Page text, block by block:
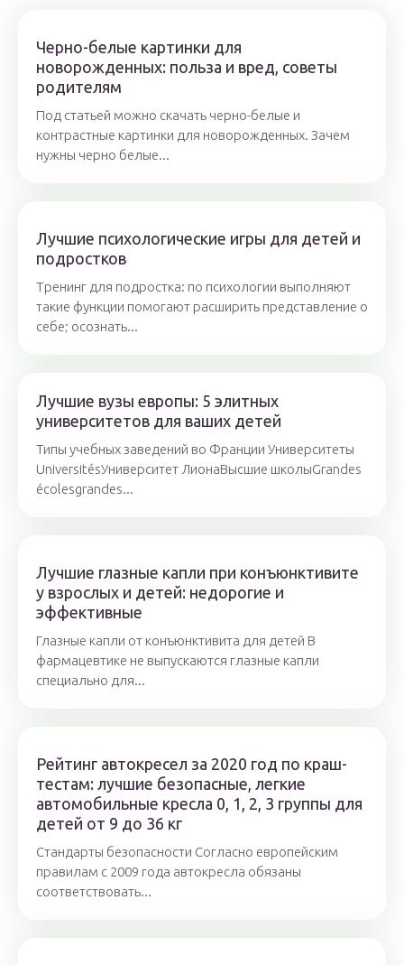
Черно-белые картинки для
новорожденных: польза и вред, советы
родителям
Под статьей можно скачать черно-белые и
контрастные картинки для новорожденных. Зачем
нужны черно белые...
Лучшие психологические игры для детей и
подростков
Тренинг для подростка: по психологии выполняют
такие функции помогают расширить представление о
себе; осознать...
Лучшие вузы европы: 5 элитных
университетов для ваших детей
Типы учебных заведений во Франции Университеты
UniversitésУниверситет ЛионаВысшие школыGrandes
écolesgrandes...
Лучшие глазные капли при конъюнктивите
у взрослых и детей: недорогие и
эффективные
Глазные капли от конъюнктивита для детей В
фармацевтике не выпускаются глазные капли
специально для...
Рейтинг автокресел за 2020 год по краш-
тестам: лучшие безопасные, легкие
автомобильные кресла 0, 1, 2, 3 группы для
детей от 9 до 36 кг
Стандарты безопасности Согласно европейским
правилам с 2009 года автокресла обязаны
соответствовать...